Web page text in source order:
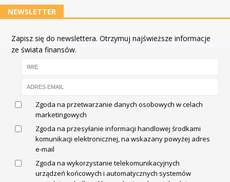
NEWSLETTER
Zapisz się do newslettera. Otrzymuj najświeższe informacje
ze świata finansów.
Zgoda na przetwarzanie danych osobowych w celach
marketingowych
Zgoda na przesyłanie informacji handlowej środkami
komunikacji elektronicznej, na wskazany powyżej adres
e-mail
Zgoda na wykorzystanie telekomunikacyjnych
urządzeń końcowych i automatycznych systemów